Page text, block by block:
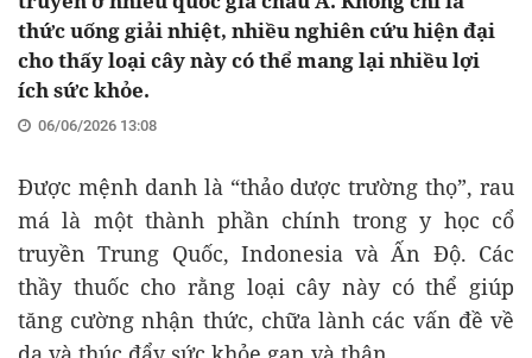
thức uống giải nhiệt, nhiều nghiên cứu hiện đại
cho thấy loại cây này có thể mang lại nhiều lợi
ích sức khỏe.
06/06/2026 13:08
Được mệnh danh là “thảo dược trường thọ”, rau
má là một thành phần chính trong y học cổ
truyền Trung Quốc, Indonesia và Ấn Độ. Các
thầy thuốc cho rằng loại cây này có thể giúp
tăng cường nhận thức, chữa lành các vấn đề về